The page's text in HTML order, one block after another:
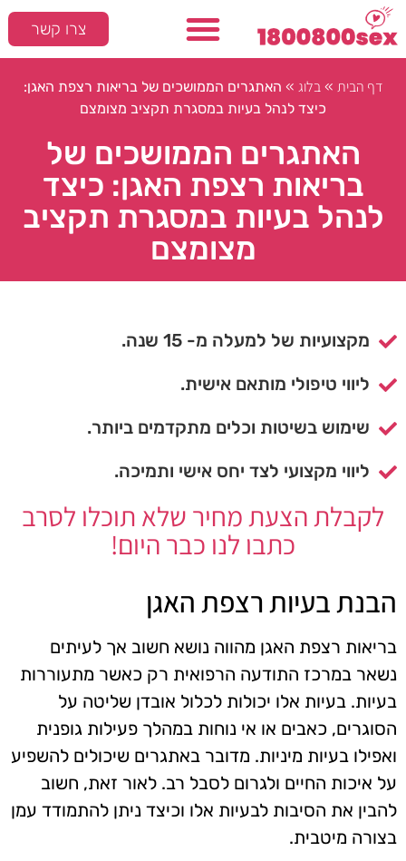
צרו קשר
דף הבית »בלוג » האתגרים הממושכים של בריאות רצפת האגן:
כיצד לנהל בעיות במסגרת תקציב מצומצם
האתגרים הממושכים של
בריאות רצפת האגן: כיצד
לנהל בעיות במסגרת תקציב
מצומצם
מקצועיות של למעלה מ- 15 שנה.
ליווי טיפולי מותאם אישית.
שימוש בשיטות וכלים מתקדמים ביותר.
ליווי מקצועי לצד יחס אישי ותמיכה.
לקבלת הצעת מחיר שלא תוכלו לסרב
כתבו לנו כבר היום!
הבנת בעיות רצפת האגן
בריאות רצפת האגן מהווה נושא חשוב אך לעיתים
נשאר במרכז התודעה הרפואית רק כאשר מתעוררות
בעיות. בעיות אלו יכולות לכלול אובדן שליטה על
הסוגרים, כאבים או אי נוחות במהלך פעילות גופנית
ואפילו בעיות מיניות. מדובר באתגרים שיכולים להשפיע
על איכות החיים ולגרום לסבל רב. לאור זאת, חשוב
להבין את הסיבות לבעיות אלו וכיצד ניתן להתמודד עמן
בצורה מיטבית.